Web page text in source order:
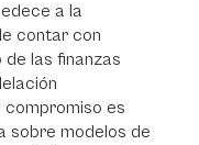
a la
contar con
las finanzas
compromiso es
sobre modelos de